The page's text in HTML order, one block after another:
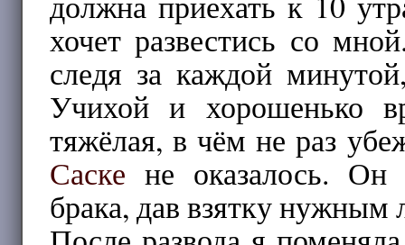
хочет развестись со
следя за каждой
Учихой и хорошенько
тяжёлая, в чём не раз
Саске не оказалось. Он
брака, дав взятку